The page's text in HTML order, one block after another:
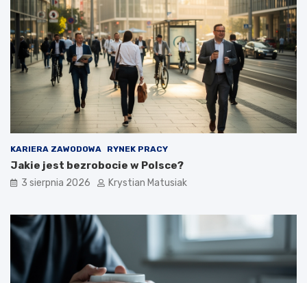
KARIERA ZAWODOWA RYNEK PRACY
Jakie jest bezrobocie w Polsce?
3 sierpnia 2026 Krystian Matusiak